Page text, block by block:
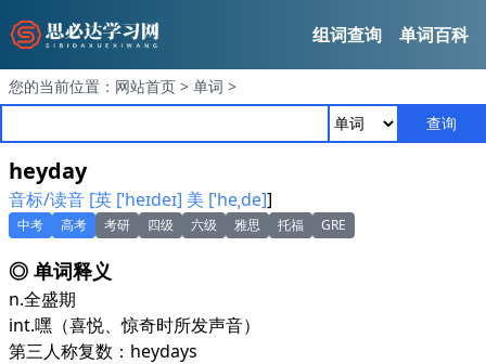
组词查询 单词百科
您的当前位置： 网站首页 > 单词 >
查询
heyday
音标/读音 [英 [ˈheɪdeɪ] 美 [ˈheˌde]]
中考 高考 考研 四级 六级 雅思 托福 GRE
◎ 单词释义
n.全盛期
int.嘿（喜悦、惊奇时所发声音）
第三人称复数：heydays